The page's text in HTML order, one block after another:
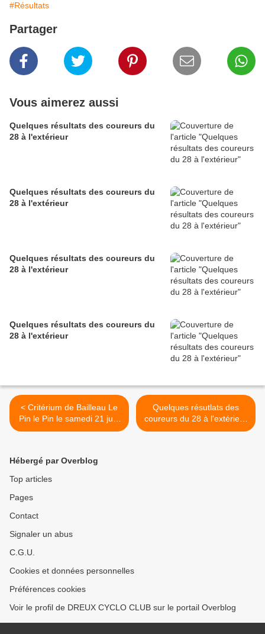
#Résultats
Partager
Vous aimerez aussi
Quelques résultats des coureurs du
28 à l'extérieur
Quelques résultats des coureurs du
28 à l'extérieur
Quelques résultats des coureurs du
28 à l'extérieur
Quelques résultats des coureurs du
28 à l'extérieur
< Critérium de Bailleau Le
Pin le Pin le samedi 21 juin
en open 2, 3 et access et
22 juin en élites, open et
access - Engagez-vous !!!
Quelques résutlats des
coureurs du 28 à l'extérieur
>
Hébergé par Overblog
Top articles
Pages
Contact
Signaler un abus
C.G.U.
Cookies et données personnelles
Préférences cookies
Voir le profil de DREUX CYCLO CLUB sur le portail Overblog